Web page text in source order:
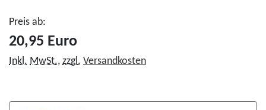
Preis ab:
20,95 Euro
Inkl. MwSt., zzgl. Versandkosten